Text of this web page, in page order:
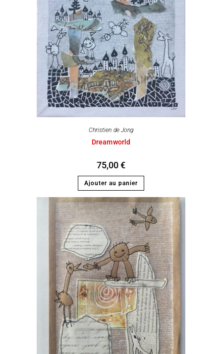
Christien de Jong
Dreamworld
75,00€
Ajouter au panier